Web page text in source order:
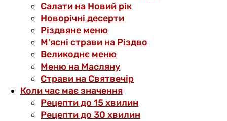
Салати на Новий рік
Новорічні десерти
Різдвяне меню
М’ясні страви на Різдво
Великоднє меню
Меню на Масляну
Страви на Святвечір
Коли час має значення
Рецепти до 15 хвилин
Рецепти до 30 хвилин